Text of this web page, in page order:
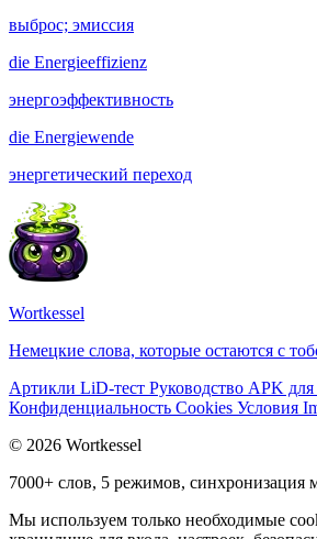
выброс; эмиссия
die Energieeffizienz
энергоэффективность
die Energiewende
энергетический переход
Wortkessel
Немецкие слова, которые остаются с
Артикли LiD-тест Руководство APK
Конфиденциальность Cookies Условия
© 2026 Wortkessel
7000+ слов, 5 режимов, синхронизация
Мы используем только необходимые